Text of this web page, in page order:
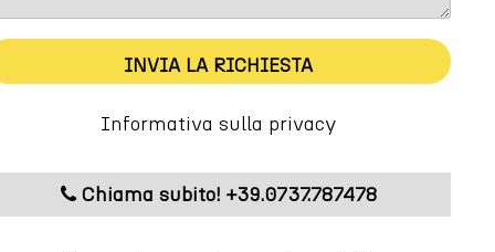
INVIA LA RICHIESTA
Informativa sulla privacy
Chiama subito! +39.0737.787478